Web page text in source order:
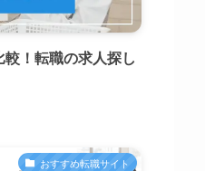
！転職の求人探し
おすすめ転職サイト